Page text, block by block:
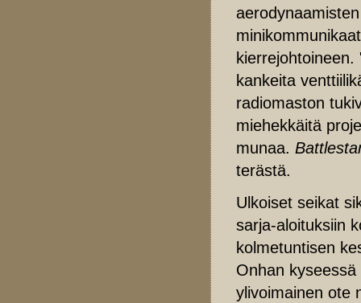
kankeita
radiomaston
miehekkäitä
munaa.
terästä.
Ulkoiset seikat
sarja-aloituksiin
kolmetuntisen
Onhan
ylivoimainen ote